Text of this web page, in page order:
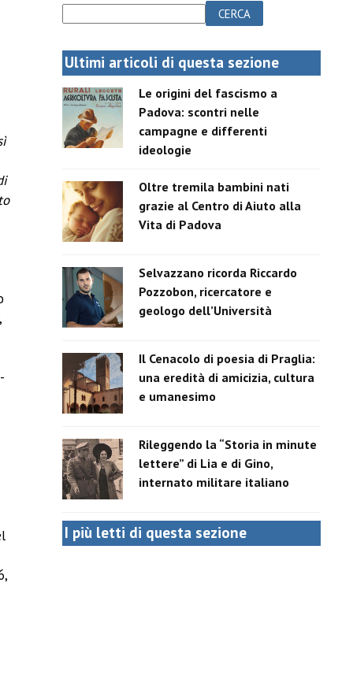
CERCA
Ultimi articoli di questa sezione
Le origini del fascismo a
Padova: scontri nelle
campagne e differenti
ideologie
Oltre tremila bambini nati
grazie al Centro di Aiuto alla
Vita di Padova
Selvazzano ricorda Riccardo
Pozzobon, ricercatore e
geologo dell’Università
Il Cenacolo di poesia di Praglia:
una eredità di amicizia, cultura
e umanesimo
Rileggendo la “Storia in minute
lettere” di Lia e di Gino,
internato militare italiano
I più letti di questa sezione